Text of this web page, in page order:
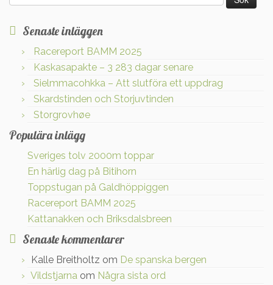
efter:
Senaste inläggen
Racereport BAMM 2025
Kaskasapakte – 3 283 dagar senare
Sielmmacohkka – Att slutföra ett uppdrag
Skardstinden och Storjuvtinden
Storgrovhøe
Populära inlägg
Sveriges tolv 2000m toppar
En härlig dag på Bitihorn
Toppstugan på Galdhöppiggen
Racereport BAMM 2025
Kattanakken och Briksdalsbreen
Senaste kommentarer
Kalle Breitholtz om De spanska bergen
Vildstjarna om Några sista ord